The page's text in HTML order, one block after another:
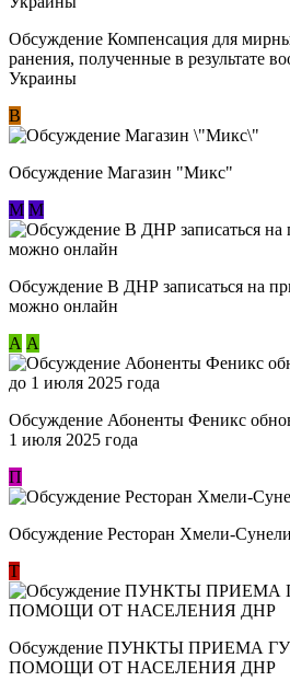
Обсуждение Компенсация для
ранения, полученные в результате
Украины
В
Обсуждение Магазин "Микс"
М М
Обсуждение В ДНР записаться на
можно онлайн
А А
Обсуждение Абоненты Феникс
1 июля 2025 года
П
Обсуждение Ресторан Хмели-Сунели
Т
Обсуждение ​ПУНКТЫ ПРИЕМА
ПОМОЩИ ОТ НАСЕЛЕНИЯ ДНР